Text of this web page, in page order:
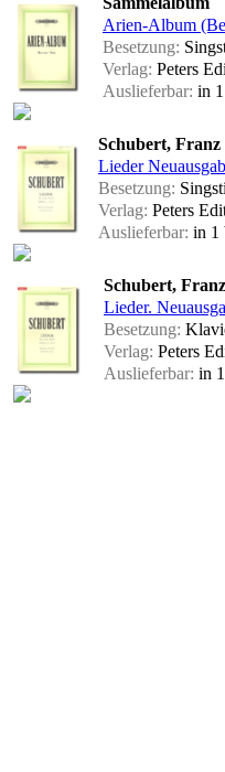
Arien-Album
Besetzung:
Verlag: Peters
Auslieferbar: in
Schubert, Franz
Lieder
Besetzung:
Verlag: Peters
Auslieferbar: in 1
Schubert,
Lieder.
Besetzung:
Verlag: Peters
Auslieferbar: in